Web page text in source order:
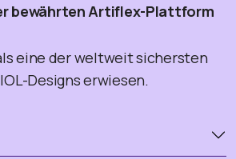
bewährten Artiflex-Plattform
eine der weltweit sichersten
Designs erwiesen.